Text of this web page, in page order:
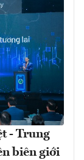
- Trung
biên giới